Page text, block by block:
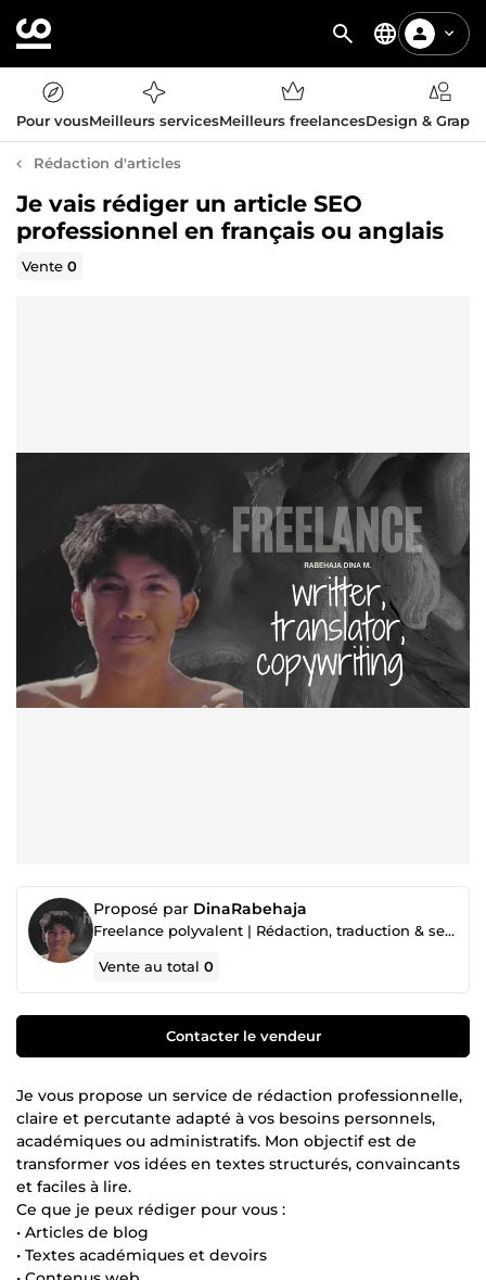
Pour vousMeilleurs servicesMeilleurs freelancesDesign &
Rédaction d'articles
Je vais rédiger un article SEO
professionnel en français ou anglais
Vente0
Proposé par DinaRabehaja
Freelance polyvalent | Rédaction, traduction & services en ligne
Vente au total0
Contacter le vendeur
Je vous propose un service de rédaction professionnelle,
claire et percutante adapté à vos besoins personnels,
académiques ou administratifs. Mon objectif est de
transformer vos idées en textes structurés, convaincants
et faciles à lire.
Ce que je peux rédiger pour vous :
• Articles de blog
• Textes académiques et devoirs